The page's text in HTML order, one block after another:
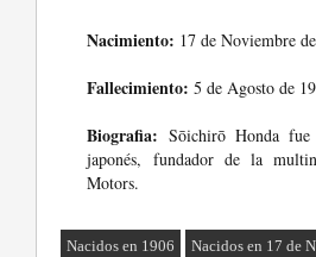
Nacimiento: 17 de Noviembre
Fallecimiento: 5 de Agosto de
Biografia: Sōichirō Honda fue
japonés, fundador de la
Motors.
Nacidos en 1906 Nacidos en 17 de